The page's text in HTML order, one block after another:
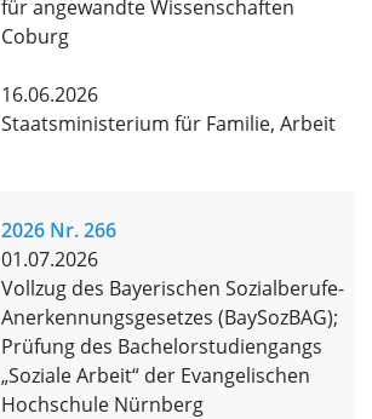
für angewandte Wissenschaften
Coburg
16.06.2026
Staatsministerium für Familie, Arbeit
2026 Nr. 266
01.07.2026
Vollzug des Bayerischen Sozialberufe-
Anerkennungsgesetzes (BaySozBAG);
Prüfung des Bachelorstudiengangs
„Soziale Arbeit“ der Evangelischen
Hochschule Nürnberg